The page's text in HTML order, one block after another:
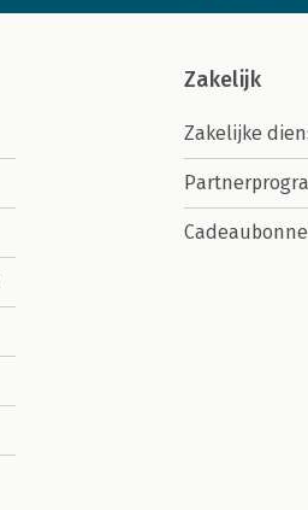
Zakelijk
Zakelijke